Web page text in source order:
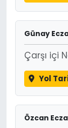
Günay
Çarşı içi
Yol
Özcan